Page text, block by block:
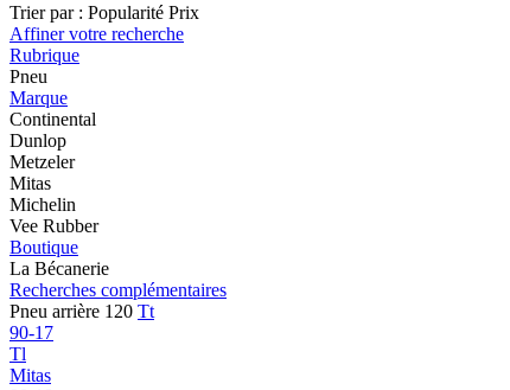
Trier par : Popularité Prix
Affiner votre recherche
Rubrique
Pneu
Marque
Continental
Dunlop
Metzeler
Mitas
Michelin
Vee Rubber
Boutique
La Bécanerie
Recherches complémentaires
Pneu arrière 120 Tt
90-17
Tl
Mitas